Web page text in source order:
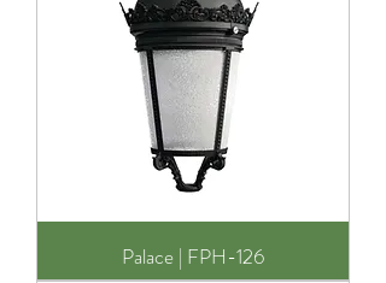
Palace | FPH-126